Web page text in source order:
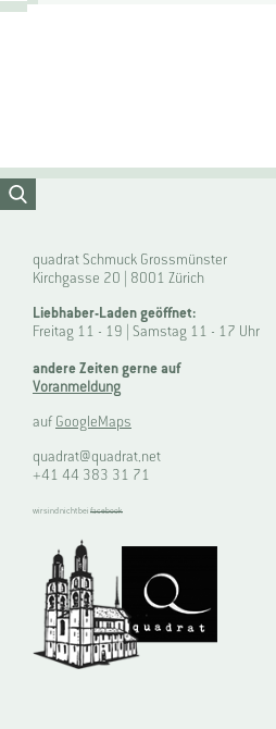
quadrat Schmuck Grossmünster
Kirchgasse 20 | 8001 Zürich
Liebhaber-Laden geöffnet:
Freitag 11 - 19 | Samstag 11 - 17 Uhr
andere Zeiten gerne auf
Voranmeldung
auf GoogleMaps
quadrat@quadrat.net
+41 44 383 31 71
wir sind nicht bei facebook